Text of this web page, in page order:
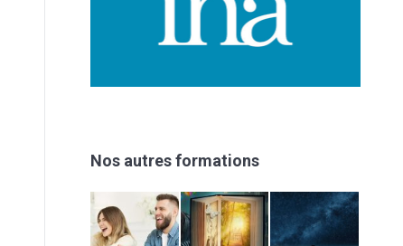
Nos autres formations